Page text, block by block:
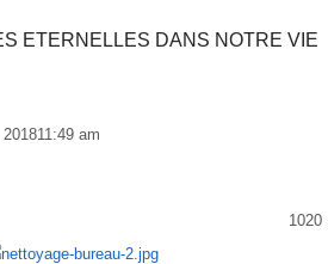
ETERNELLES DANS NOTRE VIE
11:49 am
1020